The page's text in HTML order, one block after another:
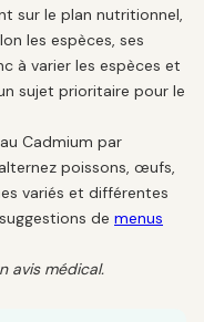
sur le plan nutritionnel,
les espèces, ses
à varier les espèces et
sujet prioritaire pour le
Cadmium par
poissons, œufs,
variés et différentes
de menus
avis médical.